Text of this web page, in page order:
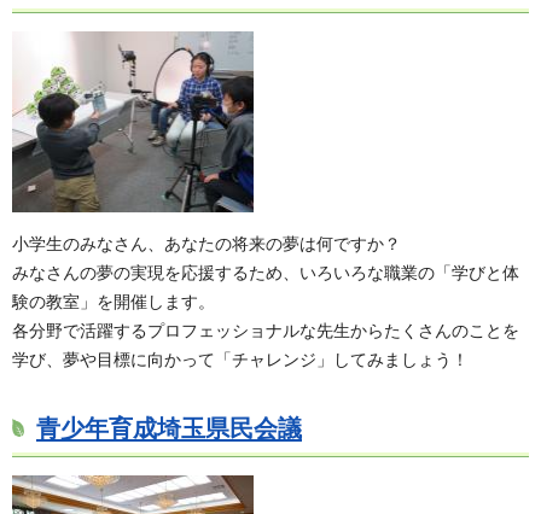
小学生のみなさん、あなたの将来の夢は何ですか？
みなさんの夢の実現を応援するため、いろいろな職業の「学びと体
験の教室」を開催します。
各分野で活躍するプロフェッショナルな先生からたくさんのことを
学び、夢や目標に向かって「チャレンジ」してみましょう！
青少年育成埼玉県民会議